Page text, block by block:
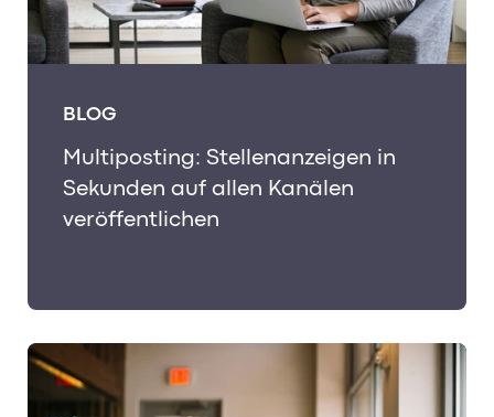
BLOG
Multiposting: Stellenanzeigen in
Sekunden auf allen Kanälen
veröffentlichen